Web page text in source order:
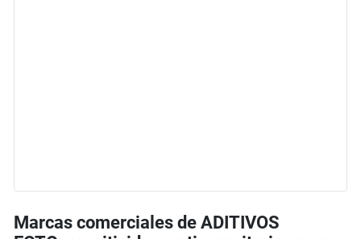
Marcas comerciales de ADITIVOS